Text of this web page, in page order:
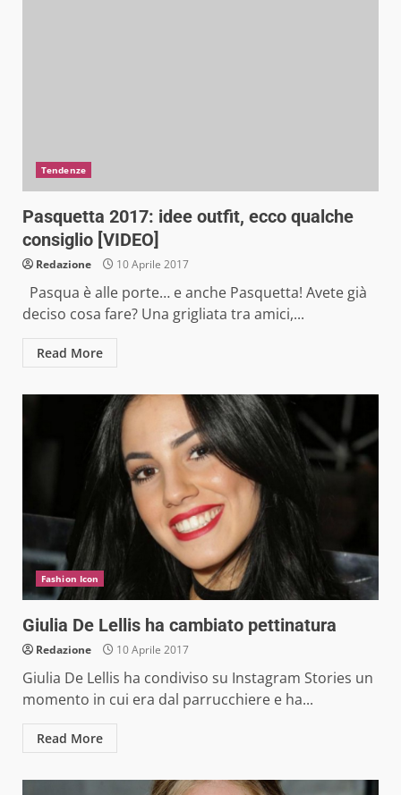
Tendenze
Pasquetta 2017: idee outfit, ecco qualche
consiglio [VIDEO]
Redazione 10 Aprile 2017
Pasqua è alle porte… e anche Pasquetta! Avete già
deciso cosa fare? Una grigliata tra amici,...
Read More
Fashion Icon
Giulia De Lellis ha cambiato pettinatura
Redazione 10 Aprile 2017
Giulia De Lellis ha condiviso su Instagram Stories un
momento in cui era dal parrucchiere e ha...
Read More